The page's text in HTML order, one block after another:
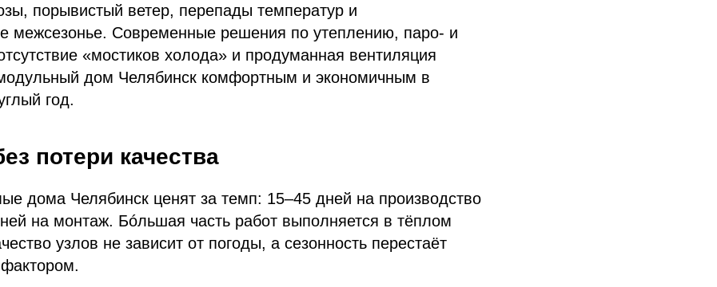
порывистый ветер, перепады температур и
межсезонье. Современные решения по утеплению, паро‑ и
«мостиков холода» и продуманная вентиляция
дом Челябинск комфортным и экономичным в
год.
потери качества
дома Челябинск ценят за темп: 15–45 дней на производство
на монтаж. Бóльшая часть работ выполняется в тёплом
узлов не зависит от погоды, а сезонность перестаёт